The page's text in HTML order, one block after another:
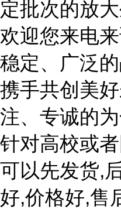
定批次的放
欢迎您来电来
稳定、广泛
携手共创美
注、专诚的
针对高校或
可以先发货,
好,价格好,售